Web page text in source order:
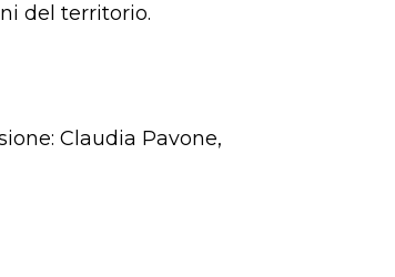
del territorio.
Claudia Pavone,